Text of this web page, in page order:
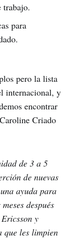
trabajo.
para
pero la lista
internacional, y
encontrar
Criado
de 3 a 5
de nuevas
ayuda para
después
y
que les limpien